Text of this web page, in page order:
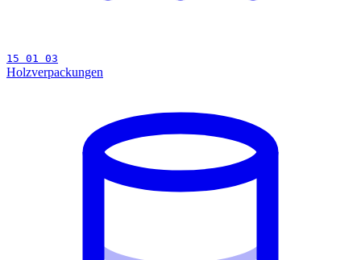
15 01 03
Holzverpackungen